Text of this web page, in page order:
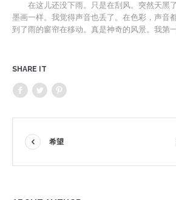
在这儿还没下雨。只是在刮风。突然天黑
墨画一样。我觉得声音也丢了。在色彩，声音
到了雨的窗帘在移动。真是神奇的风景。我第
SHARE IT
希望